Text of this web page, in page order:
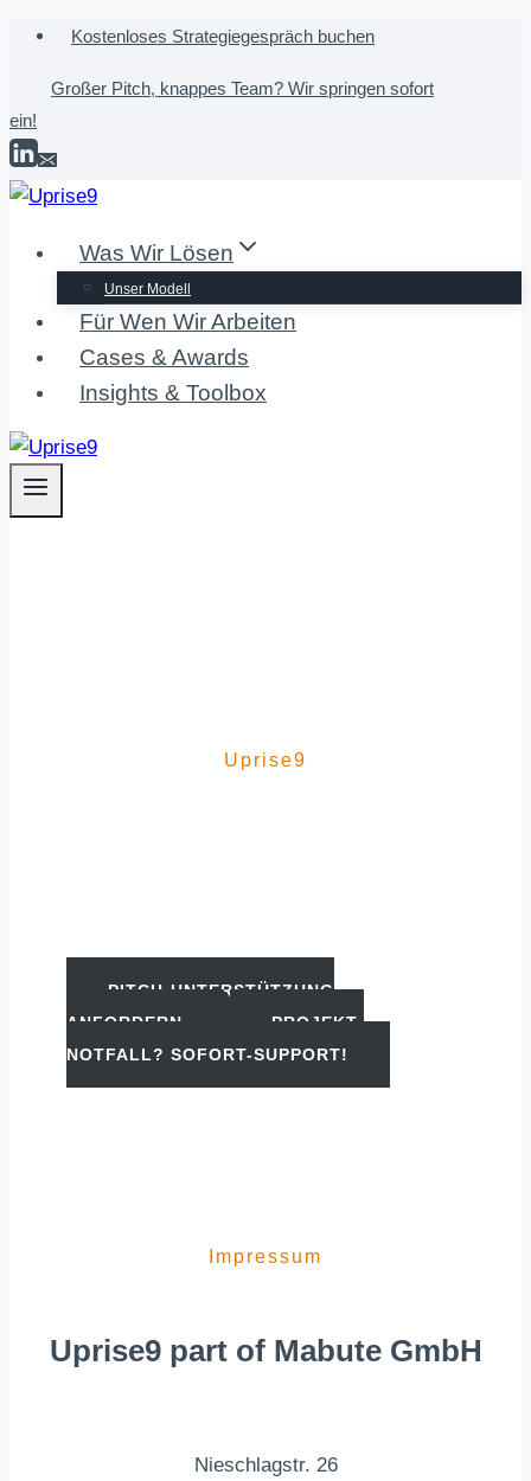
Zum
springen
Kostenloses Strategiegespräch buchen
Großer Pitch, knappes Team? Wir springen sofort
ein!
Was Wir Lösen
Unser Modell
Für Wen Wir Arbeiten
Cases & Awards
Insights & Toolbox
Uprise9
PITCH-UNTERSTÜTZUNG
ANFORDERN
PROJEKT-
NOTFALL? SOFORT-SUPPORT!
Impressum
Uprise9 part of Mabute GmbH
Nieschlagstr. 26